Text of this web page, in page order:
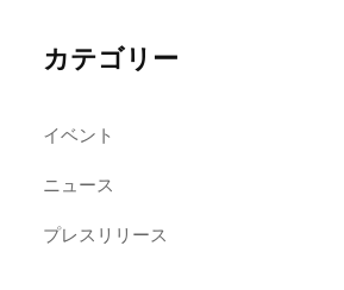
カテゴリー
イベント
ニュース
プレスリリース